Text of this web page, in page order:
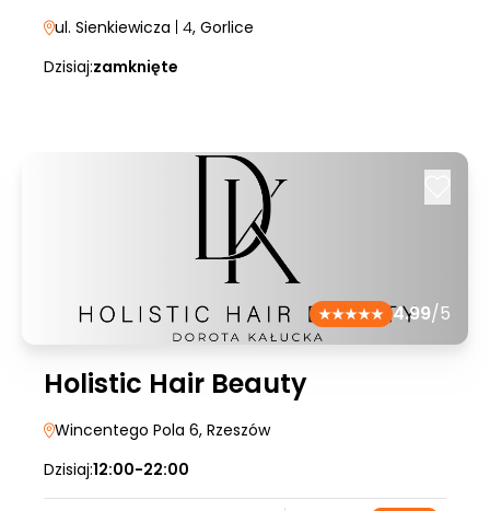
ul. Sienkiewicza | 4, Gorlice
Dzisiaj:zamknięte
4.99/5
Holistic Hair Beauty
Wincentego Pola 6, Rzeszów
Dzisiaj:12:00-22:00